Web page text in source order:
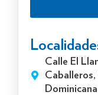
Calle El
Dominicana